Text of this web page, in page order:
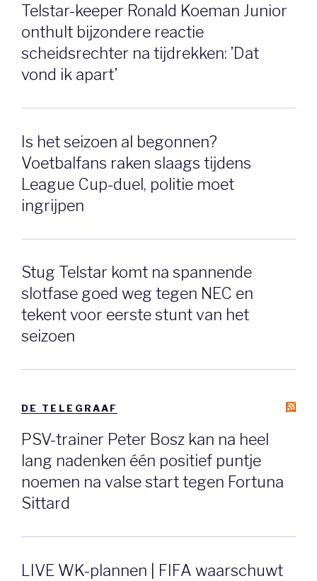
Telstar-keeper Ronald Koeman Junior
onthult bijzondere reactie
scheidsrechter na tijdrekken: ’Dat
vond ik apart’
Is het seizoen al begonnen?
Voetbalfans raken slaags tijdens
League Cup-duel, politie moet
ingrijpen
Stug Telstar komt na spannende
slotfase goed weg tegen NEC en
tekent voor eerste stunt van het
seizoen
DE TELEGRAAF
PSV-trainer Peter Bosz kan na heel
lang nadenken één positief puntje
noemen na valse start tegen Fortuna
Sittard
LIVE WK-plannen | FIFA waarschuwt